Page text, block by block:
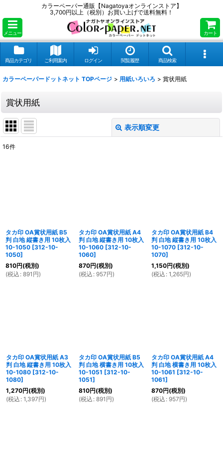
カラーペーパー通販【Nagatoyaオンラインストア】
3,700円以上（税別）お買い上げで送料無料！
メニュー カート
商品カテゴリ ご利用案内 ログイン 閲覧履歴 商品検索
カラーペーパードットネット TOPページ > 用紙いろいろ > 賞状用紙
賞状用紙
表示順変更
16件
タカ印 OA賞状用紙 B5
判 白地 縦書き用 10枚入
10-1050 [312-10-
1050]
810円(税別)
(税込 : 891 円)
タカ印 OA賞状用紙 A4
判 白地 縦書き用 10枚入
10-1060 [312-10-
1060]
870円(税別)
(税込 : 957円)
タカ印 OA賞状用紙 B4
判 白地 縦書き用 10枚入
10-1070 [312-10-
1070]
1,150円(税別)
(税込 : 1,265円)
タカ印 OA賞状用紙 A3
判 白地 縦書き用 10枚入
10-1080 [312-10-
1080]
1,270円(税別)
(税込 : 1,397円)
タカ印 OA賞状用紙 B5
判 白地 横書き用 10枚入
10-1051 [312-10-
1051]
810円(税別)
(税込 : 891 円)
タカ印 OA賞状用紙 A4
判 白地 横書き用 10枚入
10-1061 [312-10-
1061]
870円(税別)
(税込 : 957円)